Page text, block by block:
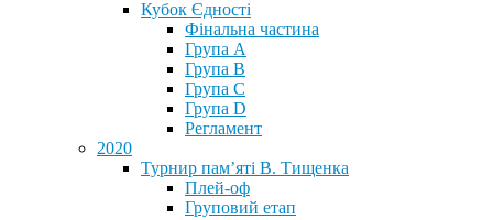
Кубок Єдності
Фінальна частина
Група А
Група В
Група С
Група D
Регламент
2020
Турнир пам’яті В. Тищенка
Плей-оф
Груповий етап